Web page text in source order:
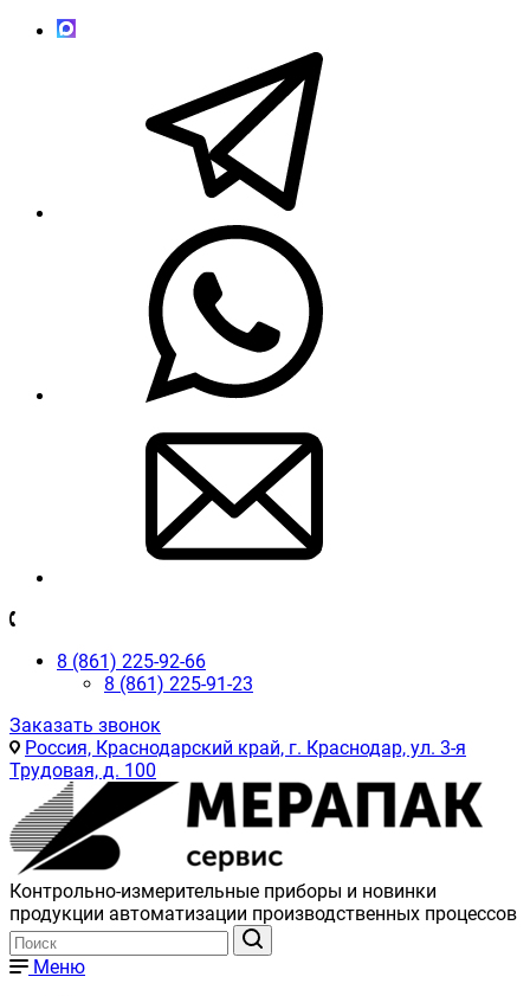
8 (861) 225-92-66
8 (861) 225-91-23
Заказать звонок
Россия, Краснодарский край, г. Краснодар, ул. 3-я
Трудовая, д. 100
Контрольно-измерительные приборы и новинки
продукции автоматизации производственных процессов
Меню